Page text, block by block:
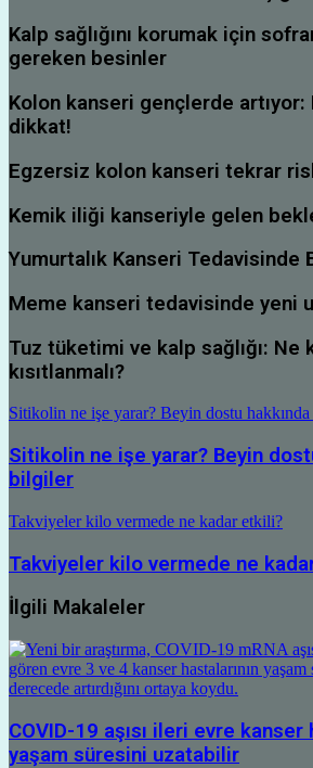
Kalp sağlığını korumak için
gereken besinler
Kolon kanseri gençlerde
dikkat!
Egzersiz kolon kanseri tekrar
Kemik iliği kanseriyle gelen
Yumurtalık Kanseri Tedavisinde
Meme kanseri tedavisinde yeni
Tuz tüketimi ve kalp sağlığı: Ne
kısıtlanmalı?
Sitikolin ne işe yarar? Beyin dostu
Sitikolin ne işe yarar? Beyin
bilgiler
Takviyeler kilo vermede ne kadar etkili?
Takviyeler kilo vermede ne
İlgili Makaleler
COVID-19 aşısı ileri evre kanser
yaşam süresini uzatabilir